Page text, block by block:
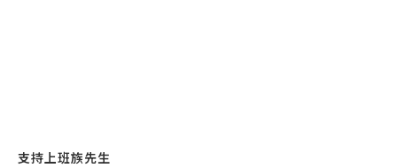
支持上班族先生